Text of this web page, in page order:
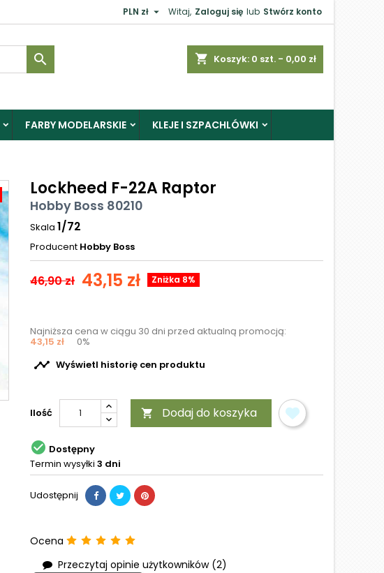
Witaj, Zaloguj się lub Stwórz konto
PLN zł 
shopping_cart Koszyk: 0 szt. - 0,00 zł

FARBY MODELARSKIE KLEJE I SZPACHLÓWKI
Lockheed F-22A Raptor
Hobby Boss 80210
Skala 1/72
Producent Hobby Boss
46,90 zł 43,15 zł Zniżka 8%
Najniższa cena w ciągu 30 dni przed aktualną promocją:
43,15 zł 0%
 Wyświetl historię cen produktu
Ilość  Dodaj do koszyka
 Dostępny
Termin wysyłki 3 dni
Udostępnij
Ocena
Przeczytaj opinie użytkowników (2)